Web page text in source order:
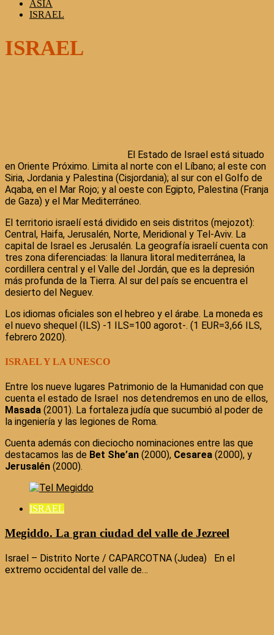
ASIA
ISRAEL
ISRAEL
El Estado de Israel está situado
en Oriente Próximo. Limita al norte con el Líbano; al este con
Siria, Jordania y Palestina (Cisjordania); al sur con el Golfo de
Aqaba, en el Mar Rojo; y al oeste con Egipto, Palestina (Franja
de Gaza) y el Mar Mediterráneo.
El territorio israelí está dividido en seis distritos (mejozot):
Central, Haifa, Jerusalén, Norte, Meridional y Tel-Aviv. La
capital de Israel es Jerusalén. La geografía israelí cuenta con
tres zona diferenciadas: la llanura litoral mediterránea, la
cordillera central y el Valle del Jordán, que es la depresión
más profunda de la Tierra. Al sur del país se encuentra el
desierto del Neguev.
Los idiomas oficiales son el hebreo y el árabe. La moneda es
el nuevo shequel (ILS) -1 ILS=100 agorot-. (1 EUR=3,66 ILS,
febrero 2020).
ISRAEL Y LA UNESCO
Entre los nueve lugares Patrimonio de la Humanidad con que
cuenta el estado de Israel nos detendremos en uno de ellos,
Masada (2001). La fortaleza judía que sucumbió al poder de
la ingeniería y las legiones de Roma.
Cuenta además con dieciocho nominaciones entre las que
destacamos las de Bet She’an (2000), Cesarea (2000), y
Jerusalén (2000).
ISRAEL
Megiddo. La gran ciudad del valle de Jezreel
Israel – Distrito Norte / CAPARCOTNA (Judea) En el
extremo occidental del valle de…